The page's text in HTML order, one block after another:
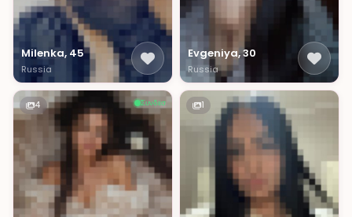
Milenka, 45
Russia
Evgeniya, 30
Russia
4 Συνδεσ 1